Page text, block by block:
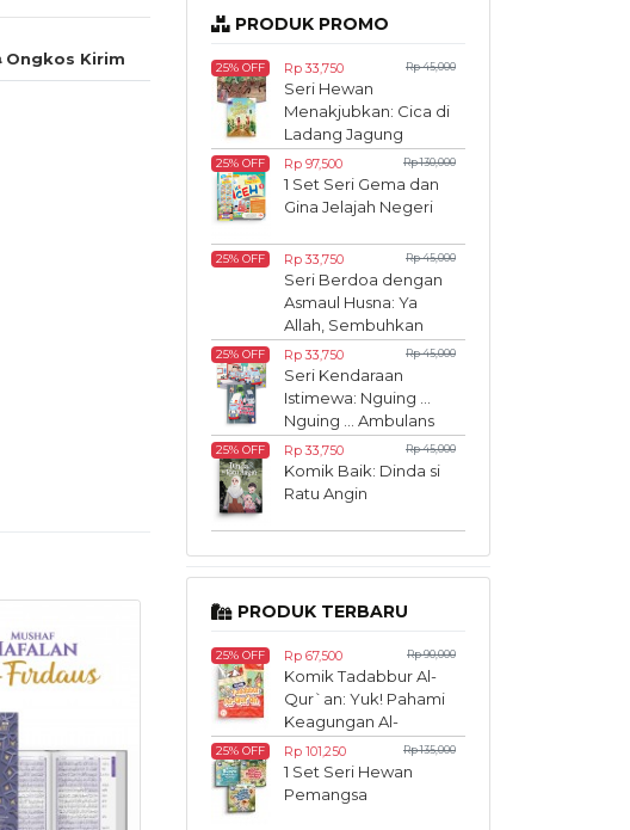
Ongkos Kirim
PRODUK PROMO
25% OFF Rp 33,750 Rp 45,000
Seri Hewan
Menakjubkan: Cica di
Ladang Jagung
25% OFF Rp 97,500 Rp 130,000
1 Set Seri Gema dan
Gina Jelajah Negeri
25% OFF Rp 33,750 Rp 45,000
Seri Berdoa dengan
Asmaul Husna: Ya
Allah, Sembuhkan
Aku
25% OFF Rp 33,750 Rp 45,000
Seri Kendaraan
Istimewa: Nguing ...
Nguing ... Ambulans
Bergegas
25% OFF Rp 33,750 Rp 45,000
Komik Baik: Dinda si
Ratu Angin
PRODUK TERBARU
25% OFF Rp 67,500 Rp 90,000
Komik Tadabbur Al-
Qur`an: Yuk! Pahami
Keagungan Al-
Qur`an Sedari Kecil
25% OFF Rp 101,250 Rp 135,000
1 Set Seri Hewan
Pemangsa